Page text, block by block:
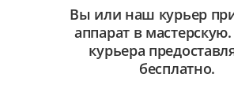
Вы или наш курьер
аппарат в
курьера
бесплатно.